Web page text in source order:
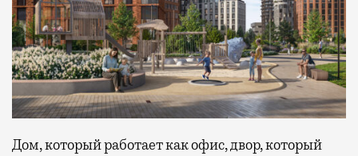
Дом, который работает как офис, двор, который